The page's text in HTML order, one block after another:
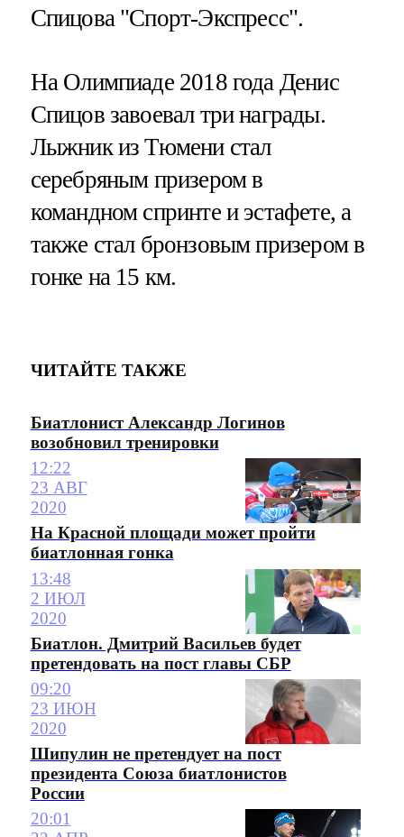
Спицова "Спорт-Экспресс".
На Олимпиаде 2018 года Денис
Спицов завоевал три награды.
Лыжник из Тюмени стал
серебряным призером в
командном спринте и эстафете, а
также стал бронзовым призером в
гонке на 15 км.
ЧИТАЙТЕ ТАКЖЕ
Биатлонист Александр Логинов
возобновил тренировки
12:22
23 АВГ
2020
На Красной площади может пройти
биатлонная гонка
13:48
2 ИЮЛ
2020
Биатлон. Дмитрий Васильев будет
претендовать на пост главы СБР
09:20
23 ИЮН
2020
Шипулин не претендует на пост
президента Союза биатлонистов
России
20:01